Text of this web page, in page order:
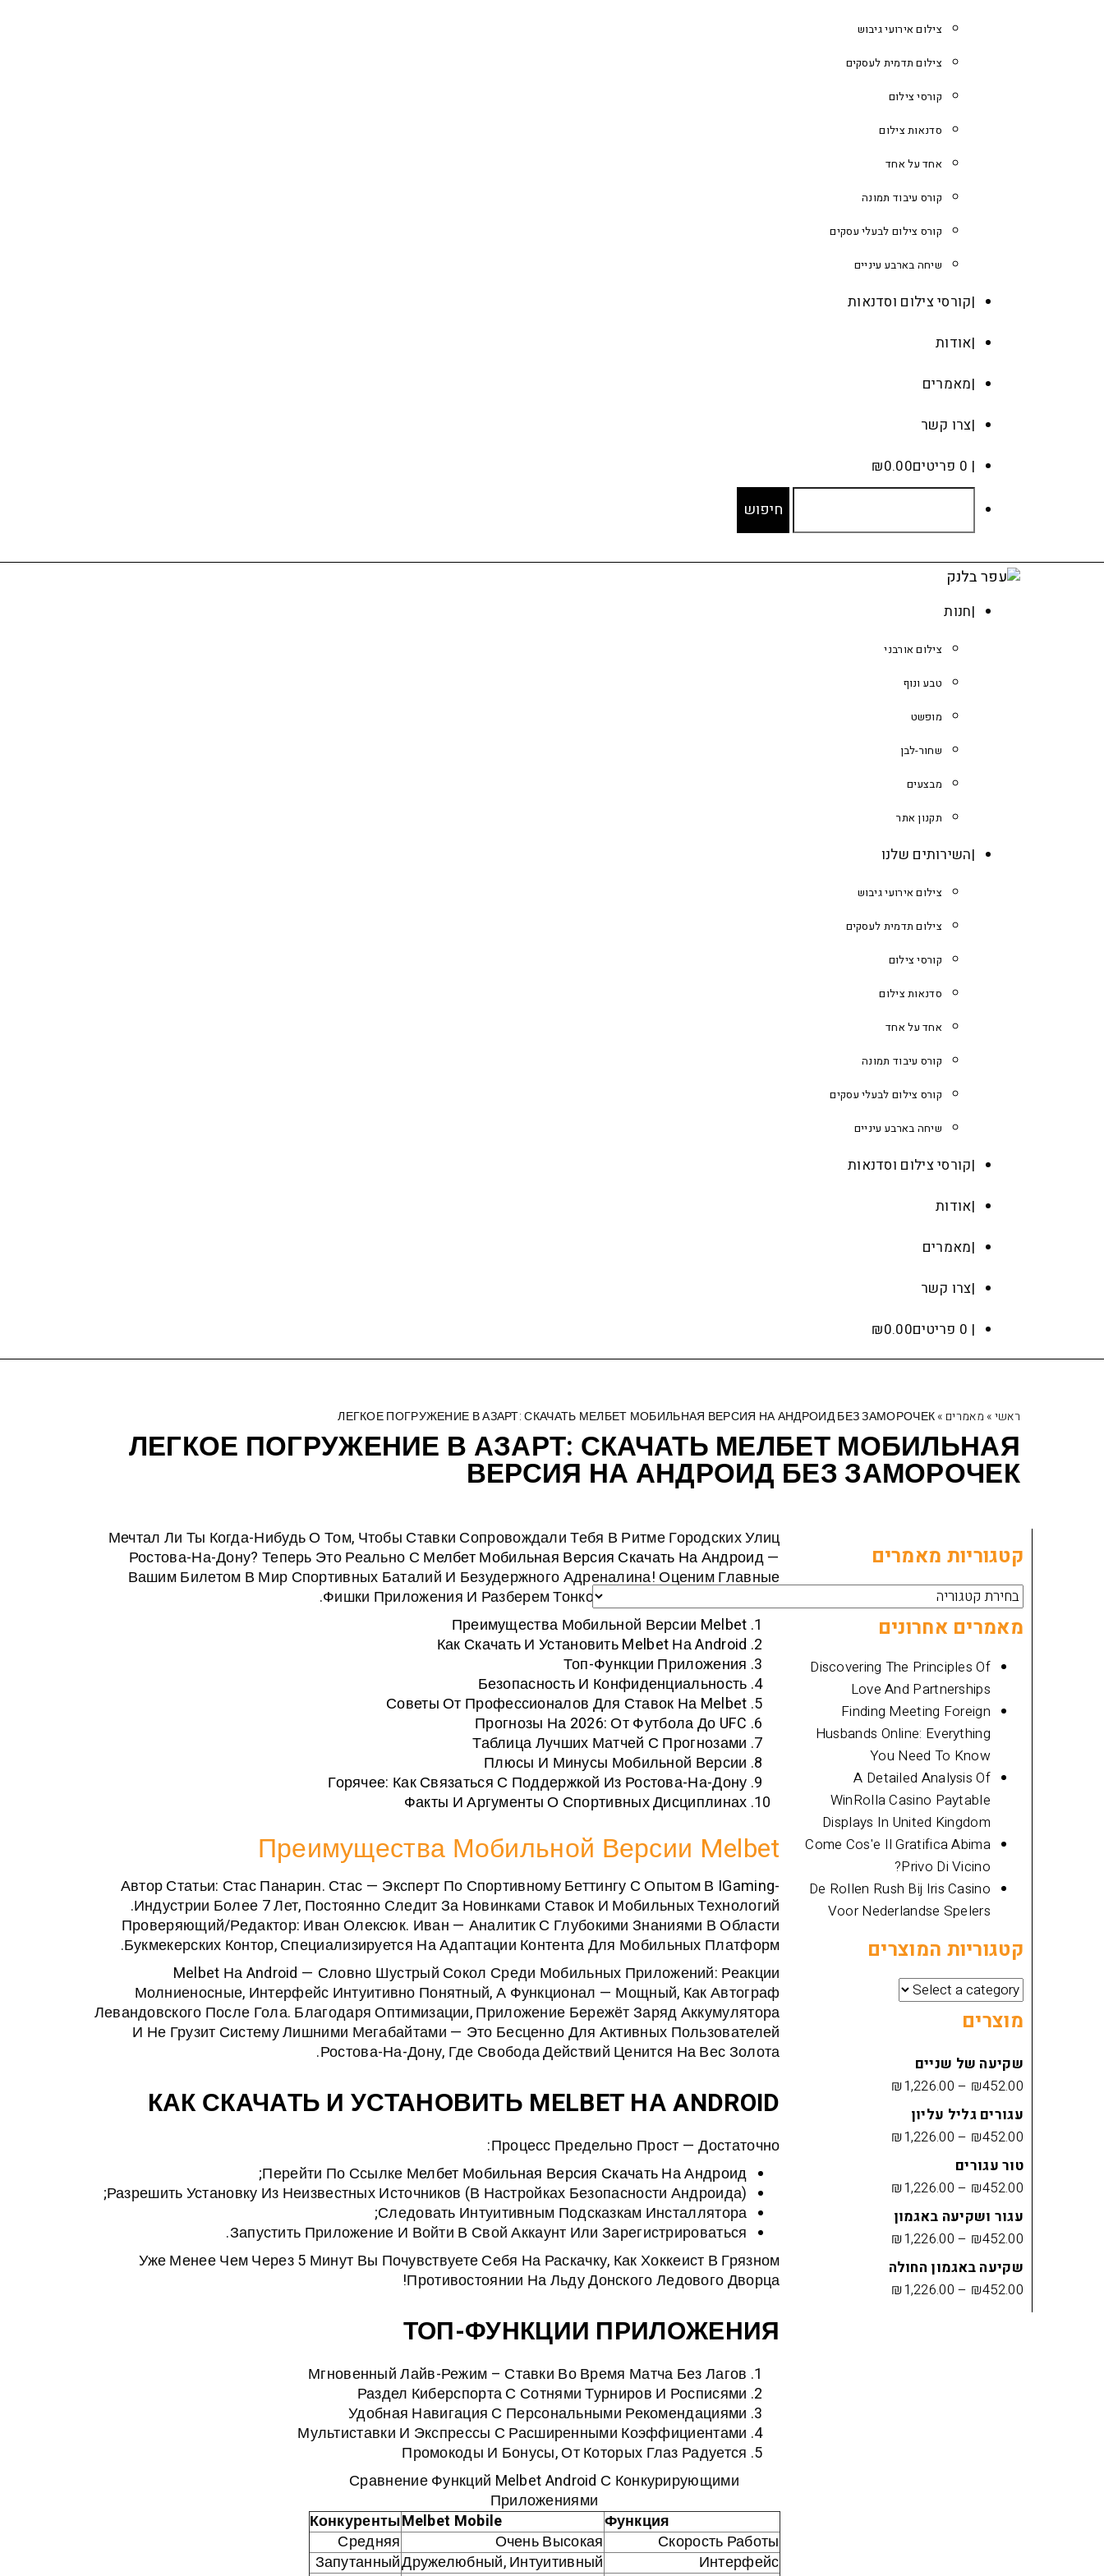
צילום אירועי גיבוש
צילום תדמית לעסקים
קורסי צילום
סדנאות צילום
אחד על אחד
קורס עיבוד תמונה
קורס צילום לבעלי עסקים
שיחה בארבע עיניים
קורסי צילום וסדנאות
אודות
מאמרים
צרו קשר
0 פריטים
₪0.00
חנות
צילום אורבני
טבע ונוף
מופשט
שחור-לבן
מבצעים
תקנון אתר
השירותים שלנו
צילום אירועי גיבוש
צילום תדמית לעסקים
קורסי צילום
סדנאות צילום
אחד על אחד
קורס עיבוד תמונה
קורס צילום לבעלי עסקים
שיחה בארבע עיניים
קורסי צילום וסדנאות
אודות
מאמרים
צרו קשר
0 פריטים
₪0.00
ראשי» מאמרים »
ЛЕГКОЕ ПОГРУЖЕНИЕ В АЗАРТ: СКАЧАТЬ МЕЛБЕТ МОБИЛЬНАЯ ВЕРСИЯ НА АНДРОИД БЕЗ ЗАМОРОЧЕК
ЛЕГКОЕ ПОГРУЖЕНИЕ В АЗАРТ: СКАЧАТЬ МЕЛБЕТ МОБИЛЬНАЯ
ВЕРСИЯ НА АНДРОИД БЕЗ ЗАМОРОЧЕК
Мечтал Ли Ты Когда-Нибудь О Том, Чтобы Ставки Сопровождали Тебя В Ритме Городских Улиц
Ростова-На-Дону? Теперь Это Реально С Мелбет Мобильная Версия Скачать На Андроид—
Вашим Билетом В Мир Спортивных Баталий И Безудержного Адреналина! Оценим Главные
Фишки Приложения И Разберем Тонкости Установки В 2026 Году.
Преимущества Мобильной Версии Melbet
Как Скачать И Установить Melbet На Android
Топ-Функции Приложения
Безопасность И Конфиденциальность
Советы От Профессионалов Для Ставок На Melbet
Прогнозы На 2026: От Футбола До UFC
Таблица Лучших Матчей С Прогнозами
Плюсы И Минусы Мобильной Версии
Горячее: Как Связаться С Поддержкой Из Ростова-На-Дону
Факты И Аргументы О Спортивных Дисциплинах
Преимущества Мобильной Версии Melbet
Автор Статьи: Стас Панарин. Стас — Эксперт По Спортивному Беттингу С Опытом В IGaming-
Индустрии Более 7 Лет, Постоянно Следит За Новинками Ставок И Мобильных Технологий.
Проверяющий/редактор: Иван Олексюк. Иван — Аналитик С Глубокими Знаниями В Области
Букмекерских Контор, Специализируется На Адаптации Контента Для Мобильных Платформ.
Melbet На Android — Словно Шустрый Сокол Среди Мобильных Приложений: Реакции
Молниеносные, Интерфейс Интуитивно Понятный, А Функционал — Мощный, Как Автограф
Левандовского После Гола. Благодаря Оптимизации, Приложение Бережёт Заряд Аккумулятора
И Не Грузит Систему Лишними Мегабайтами — Это Бесценно Для Активных Пользователей
Ростова-На-Дону, Где Свобода Действий Ценится На Вес Золота.
КАК СКАЧАТЬ И УСТАНОВИТЬ MELBET НА ANDROID
Процесс Предельно Прост — Достаточно:
Перейти По Ссылке Мелбет Мобильная Версия Скачать На Андроид
;
Разрешить Установку Из Неизвестных Источников (в Настройках Безопасности Андроида);
Следовать Интуитивным Подсказкам Инсталлятора;
Запустить Приложение И Войти В Свой Аккаунт Или Зарегистрироваться.
Уже Менее Чем Через 5 Минут Вы Почувствуете Себя На Раскачку, Как Хоккеист В Грязном
Противостоянии На Льду Донского Ледового Дворца!
ТОП-ФУНКЦИИ ПРИЛОЖЕНИЯ
Мгновенный Лайв-Режим – Ставки Во Время Матча Без Лагов
Раздел Киберспорта С Сотнями Турниров И Росписями
Удобная Навигация С Персональными Рекомендациями
Мультиставки И Экспрессы С Расширенными Коэффициентами
Промокоды И Бонусы, От Которых Глаз Радуется
Сравнение Функций Melbet Android С Конкурирующими
Приложениями
Функция
Melbet Mobile
Конкуренты
Скорость Работы
Очень Высокая
Средняя
Интерфейс
Дружелюбный, Интуитивный
Запутанный
קטגוריות מאמרים
קטגוריות
מאמרים אחרונים
Discovering The Principles Of
Love And Partnerships
Finding Meeting Foreign
Husbands Online: Everything
You Need To Know
A Detailed Analysis Of
WinRolla Casino Paytable
Displays In United Kingdom
Come Cos'e Il Gratifica Abima
Privo Di Vicino?
De Rollen Rush Bij Iris Casino
Voor Nederlandse Spelers
קטגוריות המוצרים
מוצרים
שקיעה של שניים
₪452.00
–
₪1,226.00
עגורים גליל עליון
₪452.00
–
₪1,226.00
טור עגורים
₪452.00
–
₪1,226.00
עגור ושקיעה באגמון
₪452.00
–
₪1,226.00
שקיעה באגמון החולה
₪452.00
–
₪1,226.00